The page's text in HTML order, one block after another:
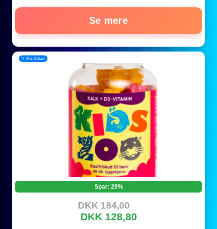
Se mere
📂 Mor & Barn
Spar: 29%
DKK 184,00
DKK 128,80